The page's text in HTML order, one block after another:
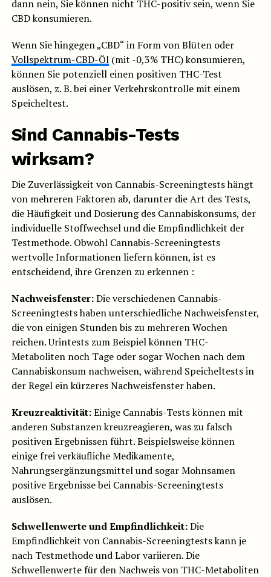
dann nein, Sie können nicht THC-positiv sein, wenn Sie
CBD konsumieren.
Wenn Sie hingegen „CBD“ in Form von Blüten oder
Vollspektrum-CBD-Öl(mit -0,3% THC) konsumieren,
können Sie potenziell einen positiven THC-Test
auslösen, z. B. bei einer Verkehrskontrolle mit einem
Speicheltest.
Sind Cannabis-Tests
wirksam?
Die Zuverlässigkeit von Cannabis-Screeningtests hängt
von mehreren Faktoren ab, darunter die Art des Tests,
die Häufigkeit und Dosierung des Cannabiskonsums, der
individuelle Stoffwechsel und die Empfindlichkeit der
Testmethode. Obwohl Cannabis-Screeningtests
wertvolle Informationen liefern können, ist es
entscheidend, ihre Grenzen zu erkennen :
Nachweisfenster:Die verschiedenen Cannabis-
Screeningtests haben unterschiedliche Nachweisfenster,
die von einigen Stunden bis zu mehreren Wochen
reichen. Urintests zum Beispiel können THC-
Metaboliten noch Tage oder sogar Wochen nach dem
Cannabiskonsum nachweisen, während Speicheltests in
der Regel ein kürzeres Nachweisfenster haben.
Kreuzreaktivität:Einige Cannabis-Tests können mit
anderen Substanzen kreuzreagieren, was zu falsch
positiven Ergebnissen führt. Beispielsweise können
einige frei verkäufliche Medikamente,
Nahrungsergänzungsmittel und sogar Mohnsamen
positive Ergebnisse bei Cannabis-Screeningtests
auslösen.
Schwellenwerte und Empfindlichkeit:Die
Empfindlichkeit von Cannabis-Screeningtests kann je
nach Testmethode und Labor variieren. Die
Schwellenwerte für den Nachweis von THC-Metaboliten